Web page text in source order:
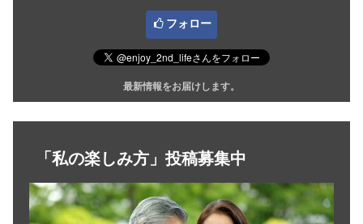
フォロー
最新情報をお届けします。
「私の楽しみ方」投稿募集中